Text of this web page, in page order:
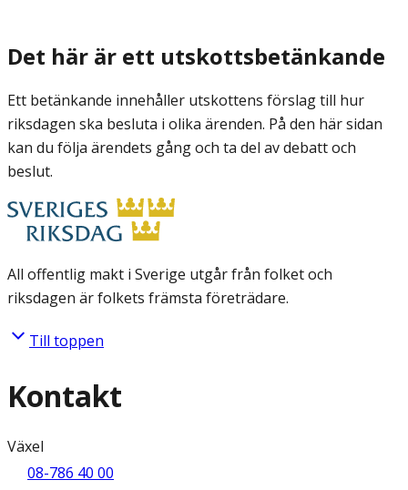
Det här är ett utskottsbetänkande
Ett betänkande innehåller utskottens förslag till hur
riksdagen ska besluta i olika ärenden. På den här sidan
kan du följa ärendets gång och ta del av debatt och
beslut.
All offentlig makt i Sverige utgår från folket och
riksdagen är folkets främsta företrädare.
Till toppen
Kontakt
Växel
08-786 40 00